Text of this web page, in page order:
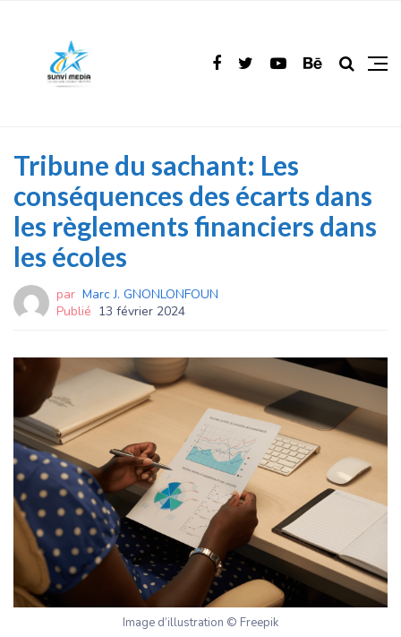
Tribune du sachant: Les
conséquences des écarts dans
les règlements financiers dans
les écoles
par Marc J. GNONLONFOUN
Publié 13 février 2024
Image d’illustration © Freepik